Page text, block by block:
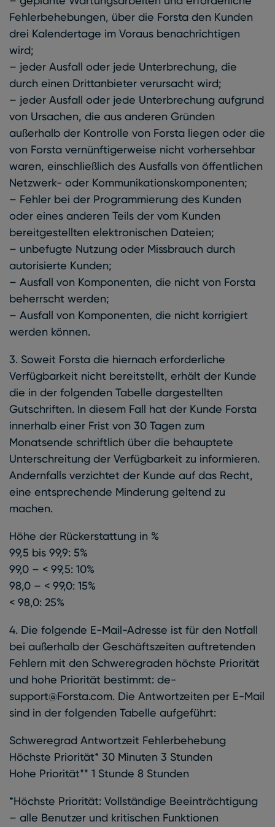
Fehlerbehebungen, über die Forsta den Kunden
drei Kalendertage im Voraus benachrichtigen
wird;
– jeder Ausfall oder jede Unterbrechung, die
durch einen Drittanbieter verursacht wird;
– jeder Ausfall oder jede Unterbrechung aufgrund
von Ursachen, die aus anderen Gründen
außerhalb der Kontrolle von Forsta liegen oder die
von Forsta vernünftigerweise nicht vorhersehbar
waren, einschließlich des Ausfalls von öffentlichen
Netzwerk- oder Kommunikationskomponenten;
– Fehler bei der Programmierung des Kunden
oder eines anderen Teils der vom Kunden
bereitgestellten elektronischen Dateien;
– unbefugte Nutzung oder Missbrauch durch
autorisierte Kunden;
– Ausfall von Komponenten, die nicht von Forsta
beherrscht werden;
– Ausfall von Komponenten, die nicht korrigiert
werden können.
3. Soweit Forsta die hiernach erforderliche
Verfügbarkeit nicht bereitstellt, erhält der Kunde
die in der folgenden Tabelle dargestellten
Gutschriften. In diesem Fall hat der Kunde Forsta
innerhalb einer Frist von 30 Tagen zum
Monatsende schriftlich über die behauptete
Unterschreitung der Verfügbarkeit zu informieren.
Andernfalls verzichtet der Kunde auf das Recht,
eine entsprechende Minderung geltend zu
machen.
Höhe der Rückerstattung in %
99,5 bis 99,9: 5%
99,0 – < 99,5: 10%
98,0 – < 99,0: 15%
< 98,0: 25%
4. Die folgende E-Mail-Adresse ist für den Notfall
bei außerhalb der Geschäftszeiten auftretenden
Fehlern mit den Schweregraden höchste Priorität
und hohe Priorität bestimmt: de-
support@Forsta.com. Die Antwortzeiten per E-Mail
sind in der folgenden Tabelle aufgeführt:
Schweregrad Antwortzeit Fehlerbehebung
Höchste Priorität* 30 Minuten 3 Stunden
Hohe Priorität** 1 Stunde 8 Stunden
*Höchste Priorität: Vollständige Beeinträchtigung
– alle Benutzer und kritischen Funktionen